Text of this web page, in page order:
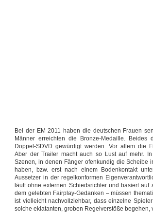
Bei der EM 2011 haben die deutschen Frauen
Männer erreichten die Bronze-Medaille. Beides
Doppel-SDVD gewürdigt werden. Vor allem die
Aber der Trailer macht auch so Lust auf mehr.
Szenen, in denen Fänger ofenkundig die Scheibe
haben, bzw. erst nach einem Bodenkontakt
Aussetzer in der regelkonformen
läuft ohne externen Schiedsrichter und basiert auf
dem gelebten Fairplay-Gedanken – müssen
ist vielleicht nachvollziehbar, dass einzelne
solche eklatanten, groben Regelverstöße begehen,